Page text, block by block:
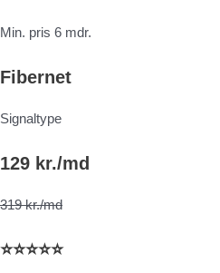
Min. pris 6 mdr.
Fibernet
Signaltype
129 kr./md
319 kr./md
⭐⭐⭐⭐⭐